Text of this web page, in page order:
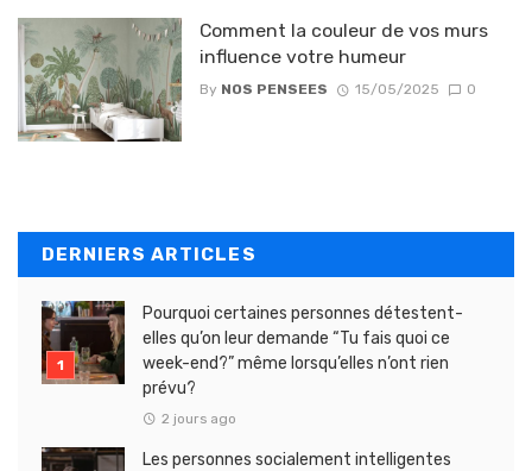
Comment la couleur de vos murs
influence votre humeur
By NOS PENSEES 15/05/2025 0
DERNIERS ARTICLES
Pourquoi certaines personnes détestent-
elles qu’on leur demande “Tu fais quoi ce
week-end?” même lorsqu’elles n’ont rien
prévu?
2 jours ago
Les personnes socialement intelligentes